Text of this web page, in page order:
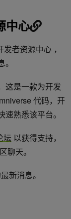
中心
发者资源中心 ，
这是一款为开发
代码，开
熟悉该平台。
坛 以获得支持，
聊天。
新消息。